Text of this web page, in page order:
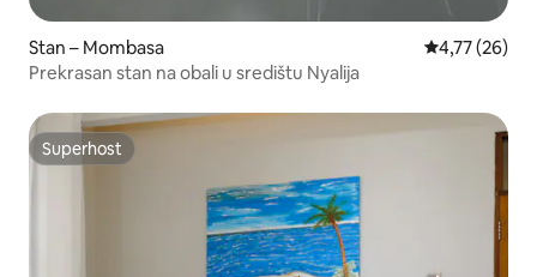
Stan – Mombasa Prosječna
4,77 (26)
Prekrasan stan na obali u središtu Nyalija
Superhost
Superhost